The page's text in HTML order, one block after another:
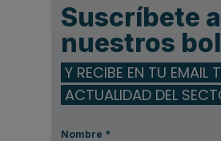
Suscríbete a
nuestros
Y RECIBE EN TU EMAIL
ACTUALIDAD DEL
Nombre *